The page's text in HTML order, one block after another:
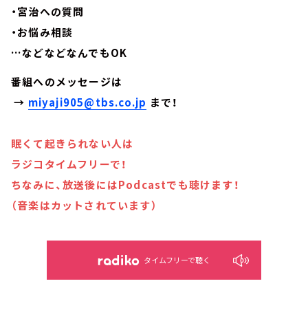
・宮治への質問
・お悩み相談
…などなどなんでもOK
番組へのメッセージは
→ miyaji905@tbs.co.jp まで！
眠くて起きられない人は
ラジコタイムフリーで！
ちなみに、放送後にはPodcastでも聴けます！
（音楽はカットされています）
タイムフリーで聴く